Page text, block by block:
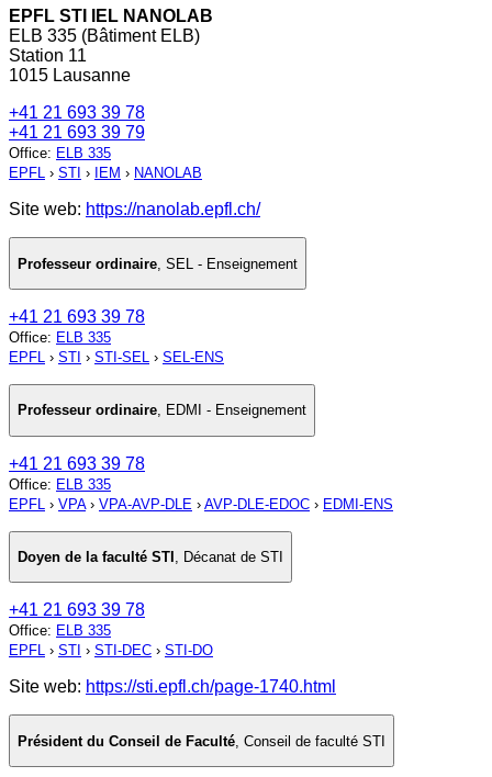
EPFL STI IEL NANOLAB
ELB 335 (Bâtiment ELB)
Station 11
1015 Lausanne
+41 21 693 39 78
+41 21 693 39 79
Office: ELB 335
EPFL › STI › IEM › NANOLAB
Site web: https://nanolab.epfl.ch/
Professeur ordinaire SEL - Enseignement
+41 21 693 39 78
Office: ELB 335
EPFL › STI › STI-SEL › SEL-ENS
Professeur ordinaire, EDMI - Enseignement
+41 21 693 39 78
Office: ELB 335
EPFL › VPA› VPA-AVP-DLE › AVP-DLE-EDOC › EDMI-ENS
Doyen de la faculté STI , Décanat de STI
+41 21 693 39 78
Office: ELB 335
EPFL › STI › STI-DEC › STI-DO
Site web: https://sti.epfl.ch/page-1740.html
Président du Conseil de Faculté Conseil de faculté STI